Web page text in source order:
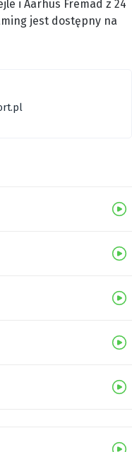
i Aarhus Fremad z 24
jest dostępny na